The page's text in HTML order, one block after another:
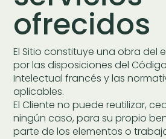
ofrecidos
El Sitio constituye una obra del
por las disposiciones del
Intelectual francés y las
aplicables.
El Cliente no puede reutilizar,
ningún caso, para su propio
parte de los elementos o